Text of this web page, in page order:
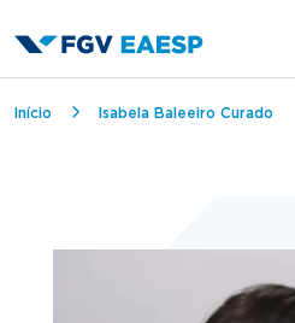
Trilha de navegação
Início Isabela Baleeiro Curado